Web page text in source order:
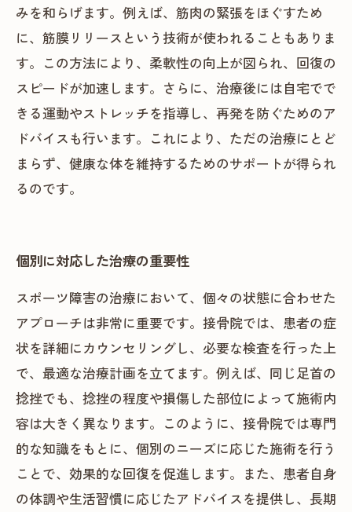
みを和らげます。例えば、筋肉の緊張をほぐすため
に、筋膜リリースという技術が使われることもありま
す。この方法により、柔軟性の向上が図られ、回復の
スピードが加速します。さらに、治療後には自宅でで
きる運動やストレッチを指導し、再発を防ぐためのア
ドバイスも行います。これにより、ただの治療にとど
まらず、健康な体を維持するためのサポートが得られ
るのです。
個別に対応した治療の重要性
スポーツ障害の治療において、個々の状態に合わせた
アプローチは非常に重要です。接骨院では、患者の症
状を詳細にカウンセリングし、必要な検査を行った上
で、最適な治療計画を立てます。例えば、同じ足首の
捻挫でも、捻挫の程度や損傷した部位によって施術内
容は大きく異なります。このように、接骨院では専門
的な知識をもとに、個別のニーズに応じた施術を行う
ことで、効果的な回復を促進します。また、患者自身
の体調や生活習慣に応じたアドバイスを提供し、長期